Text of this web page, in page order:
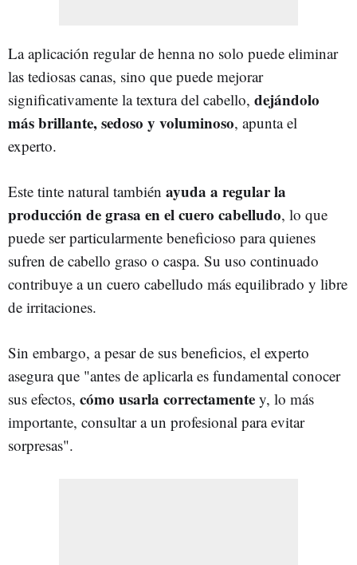
La aplicación regular de henna no solo puede eliminar
las tediosas canas, sino que puede mejorar
significativamente la textura del cabello, dejándolo
más brillante, sedoso y voluminoso, apunta el
experto.
Este tinte natural también ayuda a regular la
producción de grasa en el cuero cabelludo, lo que
puede ser particularmente beneficioso para quienes
sufren de cabello graso o caspa. Su uso continuado
contribuye a un cuero cabelludo más equilibrado y libre
de irritaciones.
Sin embargo, a pesar de sus beneficios, el experto
asegura que "antes de aplicarla es fundamental conocer
sus efectos, cómo usarla correctamente y, lo más
importante, consultar a un profesional para evitar
sorpresas".